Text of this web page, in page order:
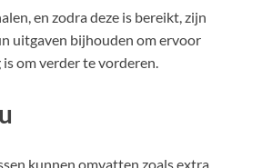
en zodra deze is bereikt, zijn
uitgaven bijhouden om ervoor
om verder te vorderen.
kunnen omvatten zoals extra